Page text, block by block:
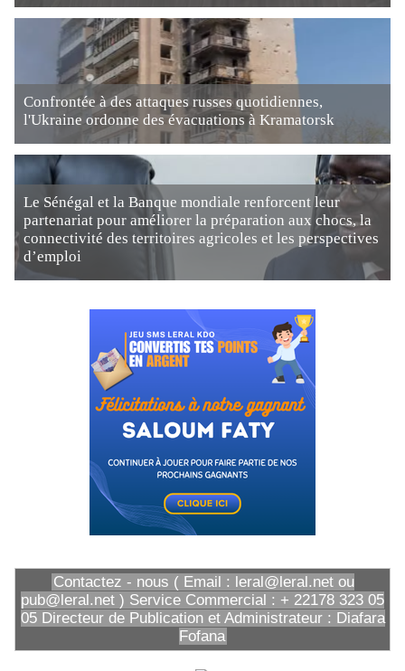
Confrontée à des attaques russes quotidiennes,
l'Ukraine ordonne des évacuations à Kramatorsk
Le Sénégal et la Banque mondiale renforcent leur
partenariat pour améliorer la préparation aux chocs, la
connectivité des territoires agricoles et les perspectives
d’emploi
Contactez - nous ( Email : leral@leral.net ou
pub@leral.net ) Service Commercial : + 22178 323 05
05 Directeur de Publication et Administrateur : Diafara
Fofana